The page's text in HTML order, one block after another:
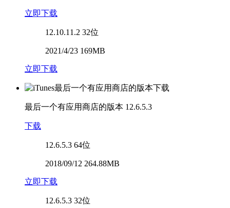
立即下载
12.10.11.2 32位
2021/4/23 169MB
立即下载
最后一个有应用商店的版本 12.6.5.3
下载
12.6.5.3 64位
2018/09/12 264.88MB
立即下载
12.6.5.3 32位